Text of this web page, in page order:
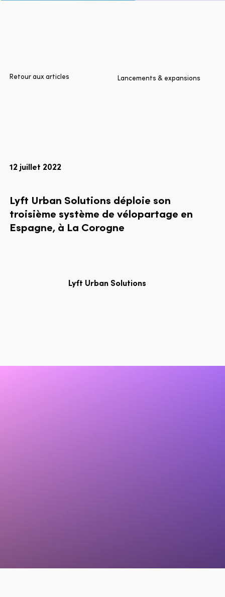
Technologies
Retour aux articles Lancements & expansions
12 juillet 2022
Lyft Urban Solutions déploie son
troisième système de vélopartage en
Espagne, à La Corogne
Lyft Urban Solutions